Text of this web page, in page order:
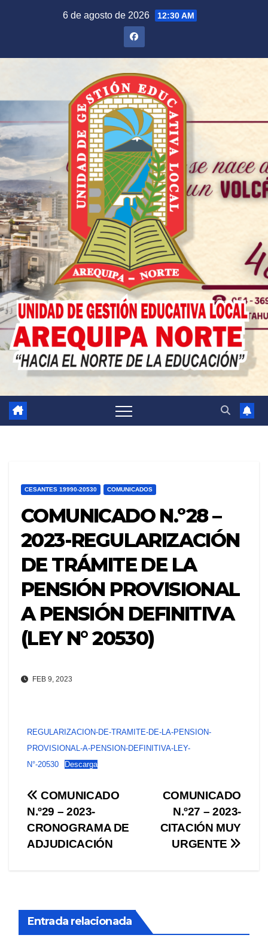
6 de agosto de 2026 12:30 AM
CESANTES 19990-20530 COMUNICADOS
COMUNICADO N.º28 –
2023-REGULARIZACIÓN
DE TRÁMITE DE LA
PENSIÓN PROVISIONAL
A PENSIÓN DEFINITIVA
(LEY N° 20530)
FEB 9, 2023
REGULARIZACION-DE-TRAMITE-DE-LA-PENSION-
PROVISIONAL-A-PENSION-DEFINITIVA-LEY-
N°-20530
Descarga
Navegación
de
entradas
COMUNICADO
N.º27 – 2023-
CITACIÓN MUY
URGENTE
COMUNICADO
N.º29 – 2023-
CRONOGRAMA DE
ADJUDICACIÓN
Entrada relacionada